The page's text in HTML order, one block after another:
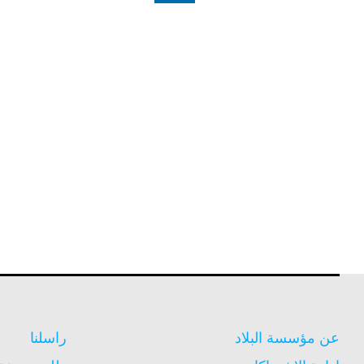
عن مؤسسة البلاد
راسلنا